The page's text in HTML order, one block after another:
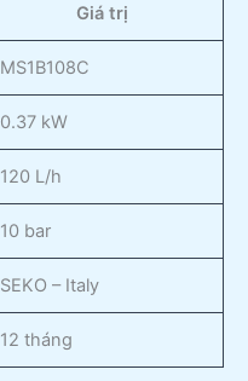
Giá trị
MS1B108C
0.37 kW
120 L/h
10 bar
SEKO – Italy
12 tháng